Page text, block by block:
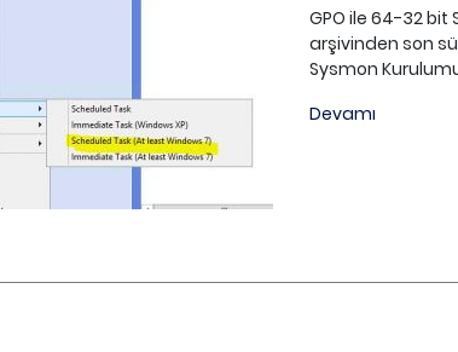
GPO ile 64-32 bit
arşivinden son
Sysmon
Devamı